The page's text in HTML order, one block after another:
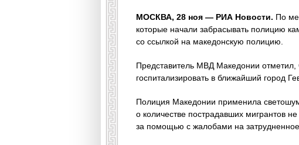
МОСКВА, 28 ноя — РИА Новости. По
которые начали забрасывать полицию
со ссылкой на македонскую полицию.
Представитель МВД Македонии отметил,
госпитализировать в ближайший город
Полиция Македонии применила
о количестве пострадавших мигрантов
за помощью с жалобами на